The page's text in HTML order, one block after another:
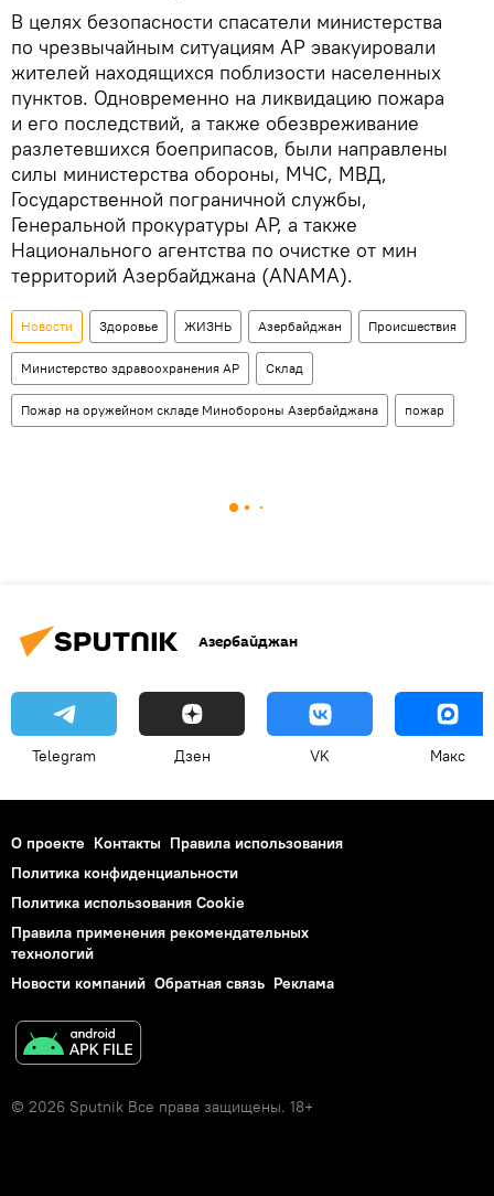
В целях безопасности спасатели министерства
по чрезвычайным ситуациям АР эвакуировали
жителей находящихся поблизости населенных
пунктов. Одновременно на ликвидацию пожара
и его последствий, а также обезвреживание
разлетевшихся боеприпасов, были направлены
силы министерства обороны, МЧС, МВД,
Государственной пограничной службы,
Генеральной прокуратуры АР, а также
Национального агентства по очистке от мин
территорий Азербайджана (ANAMA).
Новости Здоровье ЖИЗНЬ Азербайджан Происшествия
Министерство здравоохранения АР Склад
Пожар на оружейном складе Минобороны Азербайджана пожар
Азербайджан
Telegram Дзен VK Макс
О проекте Контакты Правила использования
Политика конфиденциальности
Политика использования Cookie
Правила применения рекомендательных
технологий
Новости компаний Обратная связь Реклама
© 2026 Sputnik Все права защищены. 18+